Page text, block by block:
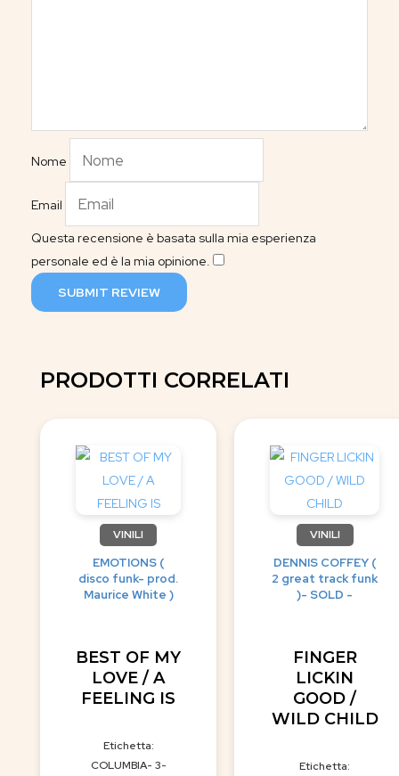
Nome
Email
Questa recensione è basata sulla mia esperienza
personale ed è la mia opinione.
SUBMIT REVIEW
PRODOTTI CORRELATI
VINILI
EMOTIONS (
disco funk- prod.
Maurice White )
BEST OF MY
LOVE / A
FEELING IS
Etichetta:
COLUMBIA- 3-
VINILI
DENNIS COFFEY (
2 great track funk
)- SOLD -
FINGER
LICKIN
GOOD /
WILD CHILD
Etichetta: